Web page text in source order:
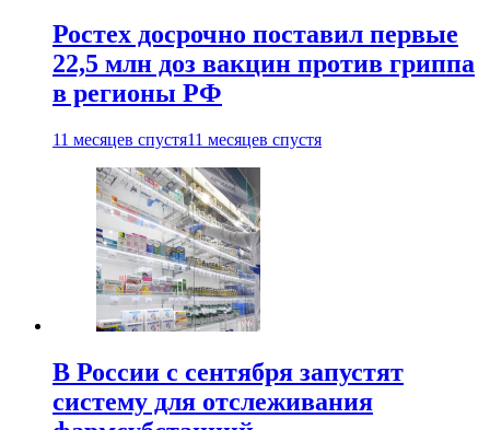
Ростех досрочно поставил первые
22,5 млн доз вакцин против гриппа
в регионы РФ
11 месяцев спустя11 месяцев спустя
В России с сентября запустят
систему для отслеживания